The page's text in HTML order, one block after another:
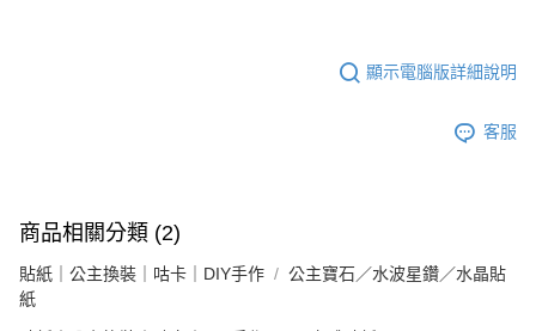
顯示電腦版詳細說明
客服
商品相關分類 (2)
貼紙｜公主換裝｜咕卡｜DIY手作
公主寶石／水波星鑽／水晶貼
紙